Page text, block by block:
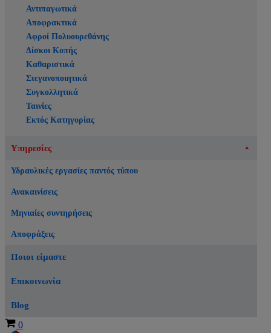
Αντιπαγωτικά
Αποφρακτικά
Αφροί Πολυουρεθάνης
Δίσκοι Κοπής
Καθαριστικά
Στεγανοποιητικά
Συγκολλητικά
Ταινίες
Εκτός Κατηγορίας
Υπηρεσίες
Υδραυλικές εργασίες παντός τύπου
Ανακαινίσεις
Μηνιαίες συντηρήσεις
Αποφράξεις
Ποιοι είμαστε
Επικοινωνία
Blog
Καλάθι
0